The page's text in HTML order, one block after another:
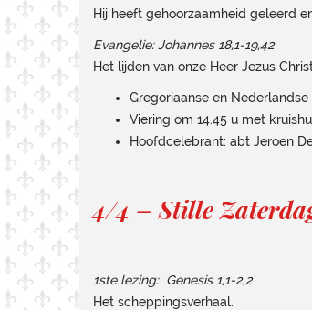
Hij heeft gehoorzaamheid geleerd
Evangelie: Johannes 18,1-19,42
Het lijden van onze Heer Jezus
Gregoriaanse en
Viering om 14.45 u met
Hoofdcelebrant: abt Jeroen
4/4 – Stille
1ste lezing: Genesis 1,1-2,2
Het scheppingsverhaal.